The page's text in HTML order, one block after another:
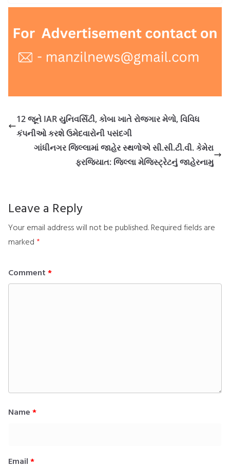
12 જૂને IAR યુનિવર્સિટી, કોબા ખાતે રોજગાર મેળો, વિવિધ
કંપનીઓ કરશે ઉમેદવારોની પસંદગી
ગાંધીનગર જિલ્લામાં જાહેર સ્થળોએ સી.સી.ટી.વી. કેમેરા
ફરજિયાત: જિલ્લા મેજિસ્ટ્રેટનું જાહેરનામુ
Leave a Reply
Your email address will not be published. Required fields are
marked *
Comment *
Name *
Email *